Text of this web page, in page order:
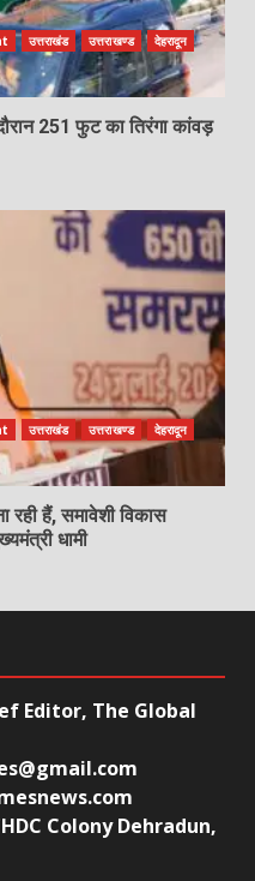
उत्तराखंड उत्तराखण्ड
देहरादून
251 फुट का तिरंगा कांवड़
उत्तराखंड उत्तराखण्ड
देहरादून
रही हैं, समावेशी विकास
धामी
Editor, The Global
Colony Dehradun,